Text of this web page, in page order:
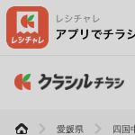
愛媛県 四国